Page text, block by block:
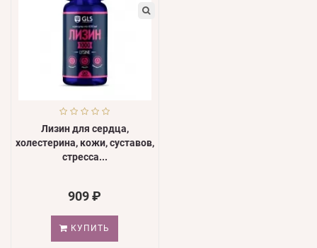
Лизин для сердца,
холестерина, кожи, суставов,
стресса...
909 ₽
КУПИТЬ